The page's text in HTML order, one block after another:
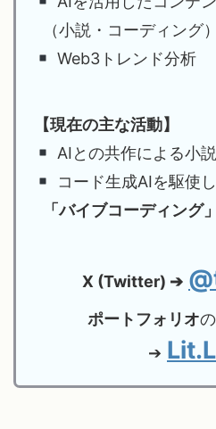
（小説・コーディング）
Web3トレンド分析
【現在の主な活動】
AIとの共作による小
コード生成AIを駆使
「バイブコーディング」
X (Twitter) ➔
ポートフォリオ
➔